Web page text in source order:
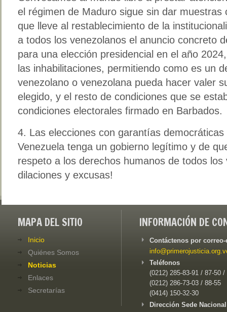
el régimen de Maduro sigue sin dar muestras
que lleve al restablecimiento de la
a todos los venezolanos el anuncio concreto
para una elección presidencial en el año
las inhabilitaciones, permitiendo como es un
venezolano o venezolana pueda hacer valer
elegido, y el resto de condiciones que se
condiciones electorales firmado en Barbados.
4. Las elecciones con garantías
Venezuela tenga un gobierno legítimo y de
respeto a los derechos humanos de todos los
dilaciones y excusas!
MAPA DEL SITIO
Inicio
Quiénes Somos
Noticias
Enlaces
Secretarías
INFORMACIÓN DE
Contáctenos por
Teléfonos
(0212) 285-83-91 / 87-50 /
(0212) 286-73-03 / 88-55
(0414) 150-32-30
Dirección Sede